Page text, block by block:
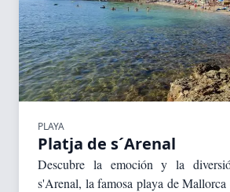
PLAYA
Platja de s´Arenal
Descubre la emoción y la
s'Arenal, la famosa playa de